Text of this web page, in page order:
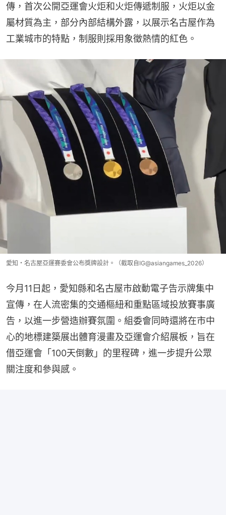
傳，首次公開亞運會火炬和火炬傳遞制服，火炬以金
屬材質為主，部分內部結構外露，以展示名古屋作為
工業城市的特點，制服則採用象徵熱情的紅色。
愛知・名古屋亞運賽委會公布獎牌設計。（截取自IG@asiangames_2026）
今月11日起，愛知縣和名古屋市啟動電子告示牌集中
宣傳，在人流密集的交通樞紐和重點區域投放賽事廣
告，以進一步營造辦賽氛圍。組委會同時還將在市中
心的地標建築展出體育漫畫及亞運會介紹展板，旨在
借亞運會「100天倒數」的里程碑，進一步提升公眾
關注度和參與感。